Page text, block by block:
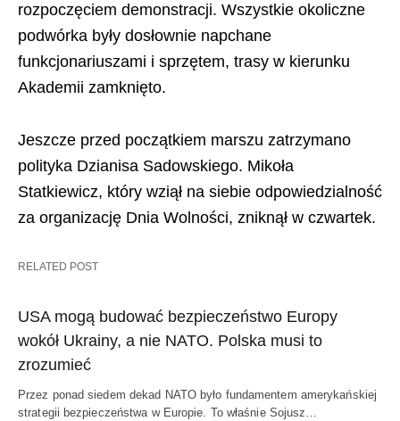
rozpoczęciem demonstracji. Wszystkie okoliczne
podwórka były dosłownie napchane
funkcjonariuszami i sprzętem, trasy w kierunku
Akademii zamknięto.
Jeszcze przed początkiem marszu zatrzymano
polityka Dzianisa Sadowskiego. Mikoła
Statkiewicz, który wziął na siebie odpowiedzialność
za organizację Dnia Wolności, zniknął w czwartek.
RELATED POST
USA mogą budować bezpieczeństwo Europy
wokół Ukrainy, a nie NATO. Polska musi to
zrozumieć
Przez ponad siedem dekad NATO było fundamentem amerykańskiej
strategii bezpieczeństwa w Europie. To właśnie Sojusz…